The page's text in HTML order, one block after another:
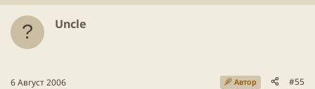
Uncle
6 Август 2006 Автор #55